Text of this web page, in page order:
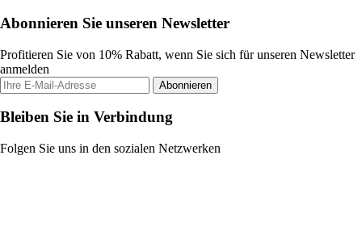
Abonnieren Sie unseren Newsletter
Profitieren Sie von 10% Rabatt, wenn Sie sich für unseren Newsletter
anmelden
Abonnieren
Bleiben Sie in Verbindung
Folgen Sie uns in den sozialen Netzwerken